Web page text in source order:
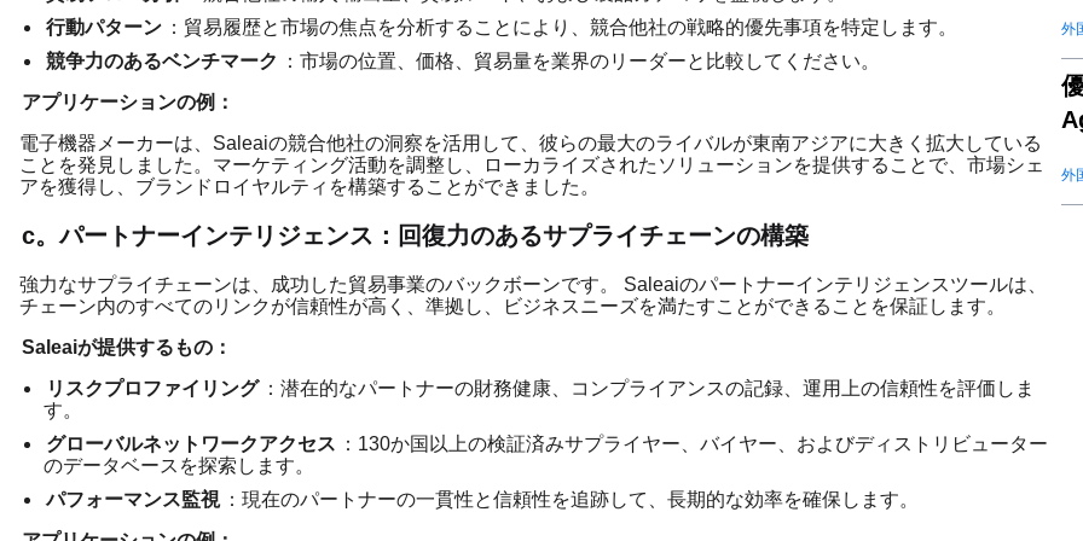
行動パターン ：貿易履歴と市場の焦点を分析することにより、競合他社の戦略的優先事項を特定します。
競争力のあるベンチマーク
：市場の位置、価格、貿易量を業界のリーダーと比較してください。
アプリケーションの例：
電子機器メーカーは、Saleaiの競合他社の洞察を活用して、彼らの最大のライバルが東南アジアに大きく拡大している
ことを発見しました。マーケティング活動を調整し、ローカライズされたソリューションを提供することで、市場シェ
アを獲得し、ブランドロイヤルティを構築することができました。
c。パートナーインテリジェンス：回復力のあるサプライチェーンの構築
強力なサプライチェーンは、成功した貿易事業のバックボーンです。 Saleaiのパートナーインテリジェンスツールは、
チェーン内のすべてのリンクが信頼性が高く、準拠し、ビジネスニーズを満たすことができることを保証します。
Saleaiが提供するもの：
リスクプロファイリング ：潜在的なパートナーの財務健康、コンプライアンスの記録、運用上の信頼性を評価しま
す。
グローバルネットワークアクセス ：130か国以上の検証済みサプライヤー、バイヤー、およびディストリビューター
のデータベースを探索します。
パフォーマンス監視 ：現在のパートナーの一貫性と信頼性を追跡して、長期的な効率を確保します。
外
外